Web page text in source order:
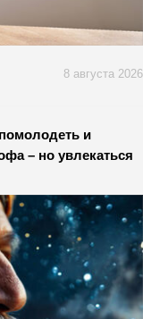
8 августа 2026
и
– но увлекаться